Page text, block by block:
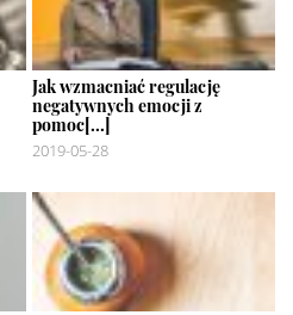
Jak wzmacniać regulację
negatywnych emocji z
pomoc[...]
2019-05-28